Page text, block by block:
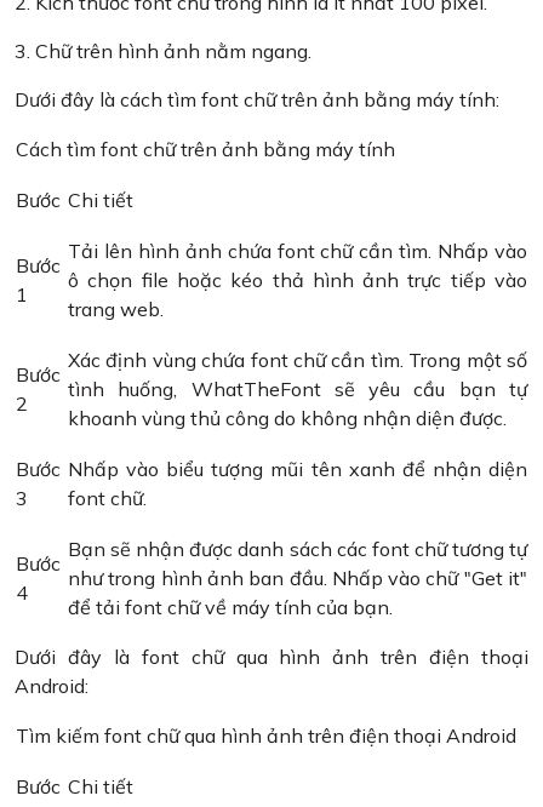
3. Chữ trên hình ảnh nằm ngang.
Dưới đây là cách tìm font chữ trên ảnh bằng máy tính:
Cách tìm font chữ trên ảnh bằng máy tính
Bước Chi tiết
Bước
1
Tải lên hình ảnh chứa font chữ cần tìm. Nhấp vào
ô chọn file hoặc kéo thả hình ảnh trực tiếp vào
trang web.
Bước
2
Xác định vùng chứa font chữ cần tìm. Trong một số
tình huống, WhatTheFont sẽ yêu cầu bạn tự
khoanh vùng thủ công do không nhận diện được.
Bước
3
Nhấp vào biểu tượng mũi tên xanh để nhận diện
font chữ.
Bước
4
Bạn sẽ nhận được danh sách các font chữ tương tự
như trong hình ảnh ban đầu. Nhấp vào chữ "Get it"
để tải font chữ về máy tính của bạn.
Dưới đây là font chữ qua hình ảnh trên điện thoại
Android:
Tìm kiếm font chữ qua hình ảnh trên điện thoại Android
Bước Chi tiết